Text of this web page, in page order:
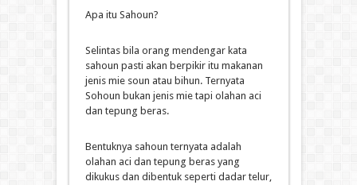
Apa itu Sahoun?
Selintas bila orang mendengar kata
sahoun pasti akan berpikir itu makanan
jenis mie soun atau bihun. Ternyata
Sohoun bukan jenis mie tapi olahan aci
dan tepung beras.
Bentuknya sahoun ternyata adalah
olahan aci dan tepung beras yang
dikukus dan dibentuk seperti dadar telur,